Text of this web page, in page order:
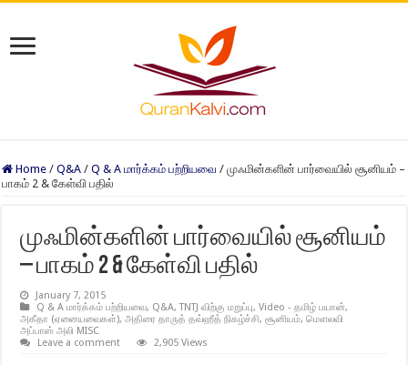
Home / Q&A / Q & A மார்க்கம் பற்றியவை / முஃமின்களின் பார்வையில் சூனியம் –
பாகம் 2 & கேள்வி பதில்
முஃமின்களின் பார்வையில் சூனியம்
– பாகம் 2 & கேள்வி பதில்
January 7, 2015
Q & A மார்க்கம் பற்றியவை, Q&A,TNTJ விற்கு மறுப்பு,Video - தமிழ் பயான்,
அகீதா (ஏனையவைகள்),அதிரை தாருத் தவ்ஹீத் நிகழ்ச்சி,சூனியம்,மௌலவி
அப்பாஸ் அலி MISC
Leave a comment
2,905 Views